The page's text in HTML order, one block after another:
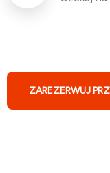
ZAREZERWUJ